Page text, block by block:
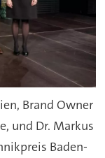
Brand Owner
und Dr. Markus
Baden-